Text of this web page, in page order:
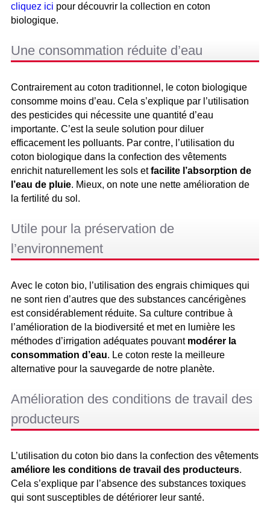
cliquez ici pour découvrir la collection en coton
biologique.
Une consommation réduite d’eau
Contrairement au coton traditionnel, le coton biologique
consomme moins d’eau. Cela s’explique par l’utilisation
des pesticides qui nécessite une quantité d’eau
importante. C’est la seule solution pour diluer
efficacement les polluants. Par contre, l’utilisation du
coton biologique dans la confection des vêtements
enrichit naturellement les sols etfacilite l’absorption de
l’eau de pluie. Mieux, on note une nette amélioration de
la fertilité du sol.
Utile pour la préservation de
l’environnement
Avec le coton bio, l’utilisation des engrais chimiques qui
ne sont rien d’autres que des substances cancérigènes
est considérablement réduite. Sa culture contribue à
l’amélioration de la biodiversité et met en lumière les
méthodes d’irrigation adéquates pouvant modérer la
consommation d’eau. Le coton reste la meilleure
alternative pour la sauvegarde de notre planète.
Amélioration des conditions de travail des
producteurs
L’utilisation du coton bio dans la confection des vêtements
améliore les conditions de travail des producteurs.
Cela s’explique par l’absence des substances toxiques
qui sont susceptibles de détériorer leur santé.